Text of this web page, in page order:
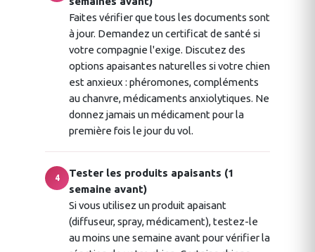
Faites vérifier que tous les documents sont
à jour. Demandez un certificat de santé si
votre compagnie l'exige. Discutez des
options apaisantes naturelles si votre chien
est anxieux : phéromones, compléments
au chanvre, médicaments anxiolytiques. Ne
donnez jamais un médicament pour la
première fois le jour du vol.
4
Tester les produits apaisants (1
semaine avant)
Si vous utilisez un produit apaisant
(diffuseur, spray, médicament), testez-le
au moins une semaine avant pour vérifier la